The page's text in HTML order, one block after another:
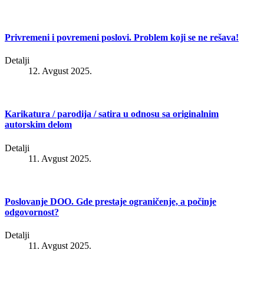
Privremeni i povremeni poslovi. Problem koji se ne rešava!
Detalji
12. Avgust 2025.
Karikatura / parodija / satira u odnosu sa originalnim
autorskim delom
Detalji
11. Avgust 2025.
Poslovanje DOO. Gde prestaje ograničenje, a počinje
odgovornost?
Detalji
11. Avgust 2025.